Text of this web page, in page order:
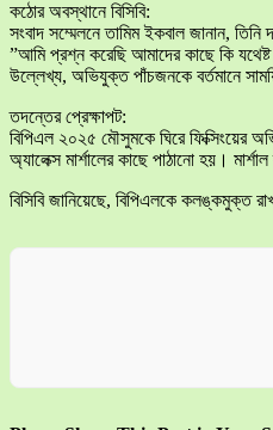
​কঠোর অবস্থানে বিসিবি:
​সংবাদ সম্মেলনে তামিম ইকবাল জানান, তিনি
​”আমি প্রশ্ন করেছি আমাদের কাছে কি
​উল্লেখ্য, অভিযুক্ত পাঁচজনকে বর্তমানে
​তদন্তের প্রেক্ষাপট:
​বিপিএল ২০২৫ মৌসুমকে ঘিরে ফিক্সিংয়ের
অ্যালেক্স মার্শালের কাছে পাঠানো হয়।
​বিসিবি জানিয়েছে, বিপিএলকে কলঙ্কমুক্ত